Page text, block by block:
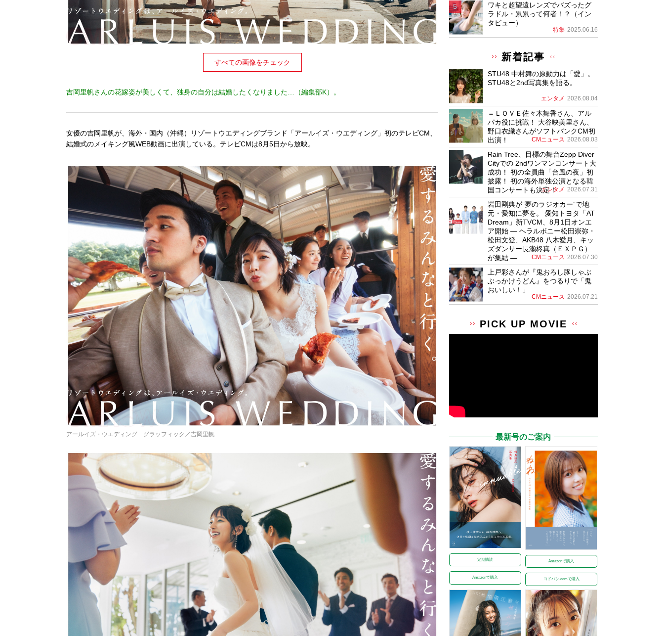
すべての画像をチェック
吉岡里帆さんの花嫁姿が美しくて、独身の自分は結婚したくなりました…（編集部K）。
女優の吉岡里帆が、海外・国内（沖縄）リゾートウエディングブランド「アールイズ・ウエディング」初のテレビCM、
結婚式のメイキング風WEB動画に出演している。テレビCMは8月5日から放映。
アールイズ・ウエディング グラッフィック／吉岡里帆
ワキと超望遠レンズでバズったグ
ラドル・累累って何者！？（イン
タビュー）
特集 2025.06.16
新着記事
STU48 中村舞の原動力は「愛」。
STU48と2nd写真集を語る。
エンタメ 2026.08.04
＝ＬＯＶＥ佐々木舞香さん、アル
パカ役に挑戦！ 大谷映美里さん、
野口衣織さんがソフトバンクCM初
出演！
CMニュース 2026.08.03
Rain Tree、目標の舞台Zepp Diver
Cityでの 2ndワンマンコンサート大
成功！ 初の全員曲「台風の夜」初
披露！ 初の海外単独公演となる韓
国コンサートも決定！
エンタメ 2026.07.31
岩田剛典が”夢のラジオカー”で地
元・愛知に夢を。 愛知トヨタ「AT
Dream」新TVCM、8月1日オンエ
ア開始 ― ヘラルボニー松田崇弥・
松田文登、AKB48 八木愛月、キッ
ズダンサー長瀬柊真（ＥＸＰＧ）
が集結 ―
CMニュース 2026.07.30
上戸彩さんが『鬼おろし豚しゃぶ
ぶっかけうどん』をつるりで「鬼
おいしい！」
CMニュース 2026.07.21
PICK UP MOVIE
最新号のご案内
定期購読
Amazonで購入
Amazonで購入
ヨドバシ.comで購入